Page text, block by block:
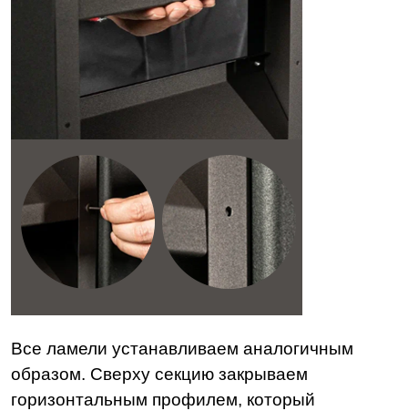
Все ламели устанавливаем аналогичным
образом. Сверху секцию закрываем
горизонтальным профилем, который